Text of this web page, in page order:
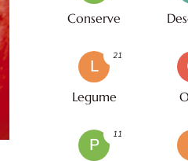
Conserve
L
Legume
21
P
11